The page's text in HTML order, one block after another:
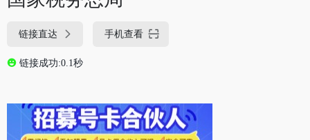
链接直达 手机查看
链接成功:0.1秒